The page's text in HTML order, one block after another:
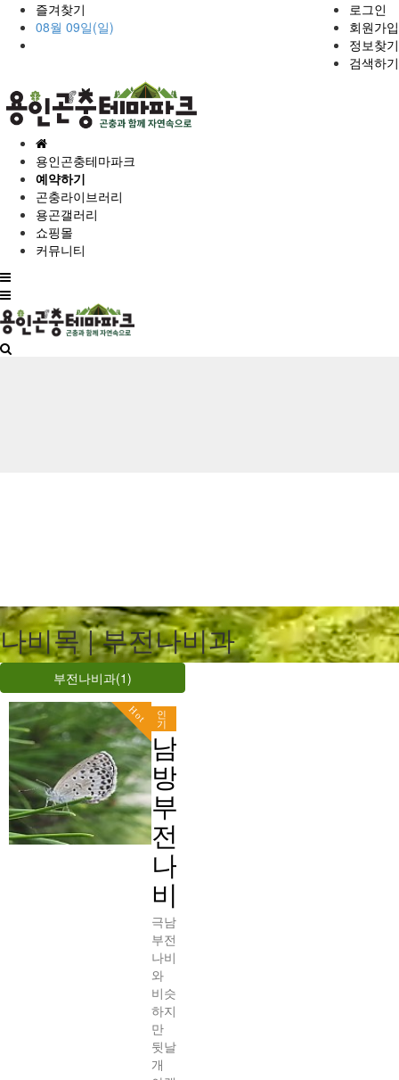
즐겨찾기
08월 09일(일)
로그인
회원가입
정보찾기
검색하기
홈
으
로
용인곤충테마파크
예약하기
곤충라이브러리
용곤갤러리
쇼핑몰
커뮤니티
전
체
메
뉴
나비목 | 부전나비과
부전나비과(1)
Hot
인
기
남
방
부
전
나
비
극남
부전
나비
와
비슷
하지
만
뒷날
개